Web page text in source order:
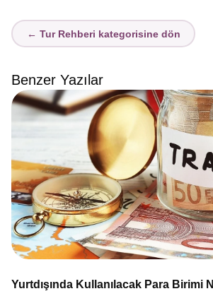
← Tur Rehberi kategorisine dön
Benzer Yazılar
Yurtdışında Kullanılacak Para Birimi